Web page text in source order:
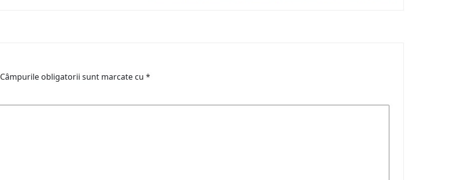
Câmpurile obligatorii sunt marcate cu *